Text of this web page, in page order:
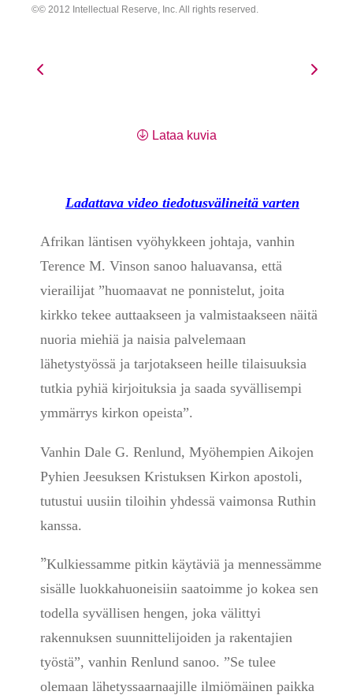
© 2012 Intellectual Reserve, Inc. All rights reserved.
Lataa kuvia
Ladattava video tiedotusvälineitä varten
Afrikan läntisen vyöhykkeen johtaja, vanhin
Terence M. Vinson sanoo haluavansa, että
vierailijat ”huomaavat ne ponnistelut, joita
kirkko tekee auttaakseen ja valmistaakseen näitä
nuoria miehiä ja naisia palvelemaan
lähetystyössä ja tarjotakseen heille tilaisuuksia
tutkia pyhiä kirjoituksia ja saada syvällisempi
ymmärrys kirkon opeista”.
Vanhin Dale G. Renlund, Myöhempien Aikojen
Pyhien Jeesuksen Kristuksen Kirkon apostoli,
tutustui uusiin tiloihin yhdessä vaimonsa Ruthin
kanssa.
”Kulkiessamme pitkin käytäviä ja mennessämme
sisälle luokkahuoneisiin saatoimme jo kokea sen
todella syvällisen hengen, joka välittyi
rakennuksen suunnittelijoiden ja rakentajien
työstä”, vanhin Renlund sanoo. ”Se tulee
olemaan lähetyssaarnaajille ilmiömäinen paikka